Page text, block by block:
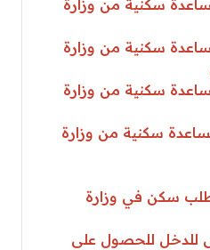
سكنية من وزارة
سكنية من وزارة
سكنية من وزارة
سكنية من وزارة
سكن في وزارة
للدخل للحصول على